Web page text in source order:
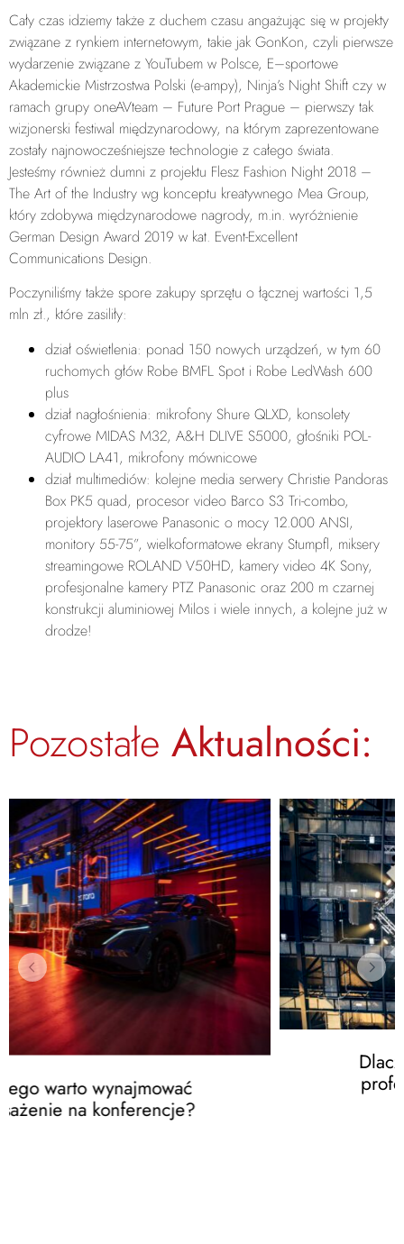
Cały czas idziemy także z duchem czasu angażując się w projekty
związane z rynkiem internetowym, takie jak GonKon, czyli pierwsze
wydarzenie związane z YouTubem w Polsce, E–sportowe
Akademickie Mistrzostwa Polski (e-ampy), Ninja’s Night Shift czy w
ramach grupy oneAVteam – Future Port Prague – pierwszy tak
wizjonerski festiwal międzynarodowy, na którym zaprezentowane
zostały najnowocześniejsze technologie z całego świata.
Jesteśmy również dumni z projektu Flesz Fashion Night 2018 –
The Art of the Industry wg konceptu kreatywnego Mea Group,
który zdobywa międzynarodowe nagrody, m.in. wyróżnienie
German Design Award 2019 w kat. Event-Excellent
Communications Design.
Poczyniliśmy także spore zakupy sprzętu o łącznej wartości 1,5
mln zł., które zasiliły:
dział oświetlenia: ponad 150 nowych urządzeń, w tym 60
ruchomych głów Robe BMFL Spot i Robe LedWash 600
plus
dział nagłośnienia: mikrofony Shure QLXD, konsolety
cyfrowe MIDAS M32, A&H DLIVE S5000, głośniki POL-
AUDIO LA41, mikrofony mównicowe
dział multimediów: kolejne media serwery Christie Pandoras
Box PK5 quad, procesor video Barco S3 Tri-combo,
projektory laserowe Panasonic o mocy 12.000 ANSI,
monitory 55-75”, wielkoformatowe ekrany Stumpfl, miksery
streamingowe ROLAND V50HD, kamery video 4K Sony,
profesjonalne kamery PTZ Panasonic oraz 200 m czarnej
konstrukcji aluminiowej Milos i wiele innych, a kolejne już w
drodze!
Pozostałe Aktualności:
Dlaczego warto wynajmować
profesjonalne nagłośnienie?